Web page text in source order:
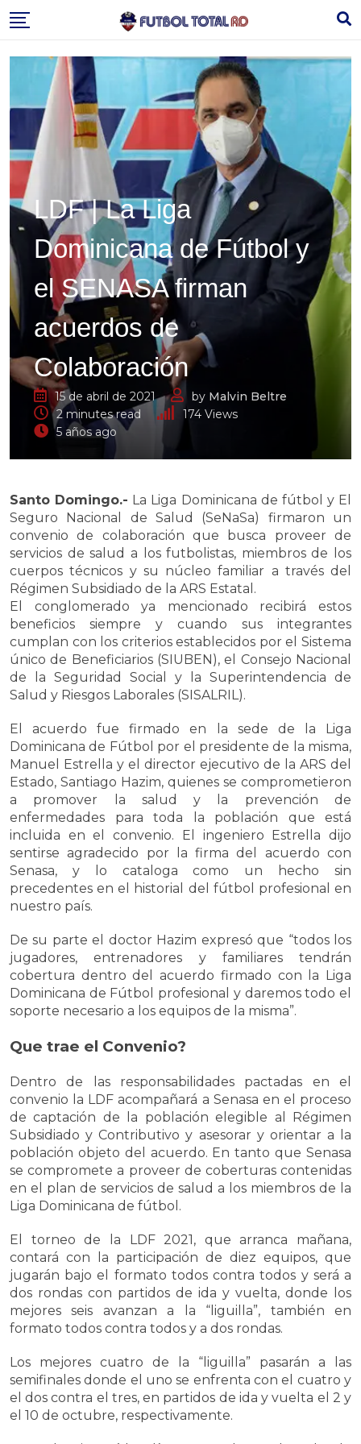
to
LDF | La Liga
Dominicana de Fútbol y
el SENASA firman
acuerdos de
Colaboración
15 de abril de 2021 by Malvin Beltre
2 minutes read
174 Views
5 años ago
Santo Domingo.- La Liga Dominicana de fútbol y El
Seguro Nacional de Salud (SeNaSa) firmaron un
convenio de colaboración que busca proveer de
servicios de salud a los futbolistas, miembros de los
cuerpos técnicos y su núcleo familiar a través del
Régimen Subsidiado de la ARS Estatal.
El conglomerado ya mencionado recibirá estos
beneficios siempre y cuando sus integrantes
cumplan con los criterios establecidos por el Sistema
único de Beneficiarios (SIUBEN), el Consejo Nacional
de la Seguridad Social y la Superintendencia de
Salud y Riesgos Laborales (SISALRIL).
El acuerdo fue firmado en la sede de la Liga
Dominicana de Fútbol por el presidente de la misma,
Manuel Estrella y el director ejecutivo de la ARS del
Estado, Santiago Hazim, quienes se comprometieron
a promover la salud y la prevención de
enfermedades para toda la población que está
incluida en el convenio. El ingeniero Estrella dijo
sentirse agradecido por la firma del acuerdo con
Senasa, y lo cataloga como un hecho sin
precedentes en el historial del fútbol profesional en
nuestro país.
De su parte el doctor Hazim expresó que “todos los
jugadores, entrenadores y familiares tendrán
cobertura dentro del acuerdo firmado con la Liga
Dominicana de Fútbol profesional y daremos todo el
soporte necesario a los equipos de la misma”.
Que trae el Convenio?
Dentro de las responsabilidades pactadas en el
convenio la LDF acompañará a Senasa en el proceso
de captación de la población elegible al Régimen
Subsidiado y Contributivo y asesorar y orientar a la
población objeto del acuerdo. En tanto que Senasa
se compromete a proveer de coberturas contenidas
en el plan de servicios de salud a los miembros de la
Liga Dominicana de fútbol.
El torneo de la LDF 2021, que arranca mañana,
contará con la participación de diez equipos, que
jugarán bajo el formato todos contra todos y será a
dos rondas con partidos de ida y vuelta, donde los
mejores seis avanzan a la “liguilla”, también en
formato todos contra todos y a dos rondas.
Los mejores cuatro de la “liguilla” pasarán a las
semifinales donde el uno se enfrenta con el cuatro y
el dos contra el tres, en partidos de ida y vuelta el 2 y
el 10 de octubre, respectivamente.